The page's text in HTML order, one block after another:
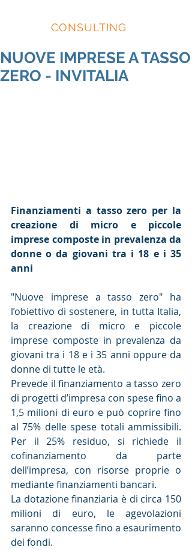
CONSULTING
NUOVE IMPRESE A TASSO
ZERO - INVITALIA
Finanziamenti a tasso zero per la
creazione di micro e piccole
imprese composte in prevalenza da
donne o da giovani tra i 18 e i 35
anni
"Nuove imprese a tasso zero" ha
l’obiettivo di sostenere, in tutta Italia,
la creazione di micro e piccole
imprese composte in prevalenza da
giovani tra i 18 e i 35 anni oppure da
donne di tutte le età.
Prevede il finanziamento a tasso zero
di progetti d’impresa con spese fino a
1,5 milioni di euro e può coprire fino
al 75% delle spese totali ammissibili.
Per il 25% residuo, si richiede il
cofinanziamento da parte
dell’impresa, con risorse proprie o
mediante finanziamenti bancari.
La dotazione finanziaria è di circa 150
milioni di euro, le agevolazioni
saranno concesse fino a esaurimento
dei fondi.